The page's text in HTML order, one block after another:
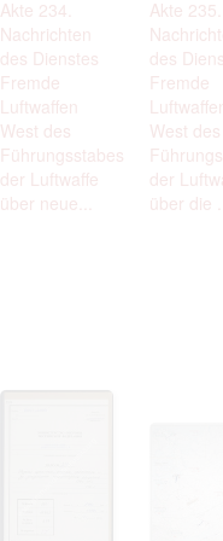
Akte 234.
Nachrichten
des Dienstes
Fremde
Luftwaffen
West des
Führungsstabes
der Luftwaffe
über neue...
Akte 235.
des
Fremde
West des
der
über die